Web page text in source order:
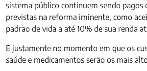
sistema público continuem sendo pagos
previstas na reforma iminente, como
padrão de vida a até 10% de sua renda
E justamente no momento em que os
saúde e medicamentos serão os mais